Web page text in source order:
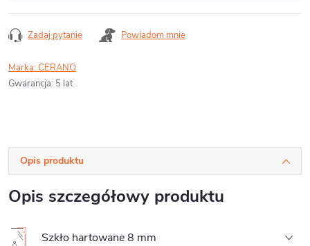
Zadaj pytanie Powiadom mnie
Marka:CERANO
Gwarancja: 5 lat
Opis produktu
Opis szczegółowy produktu
Szkło hartowane 8 mm